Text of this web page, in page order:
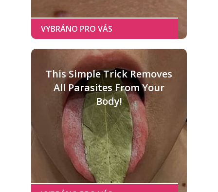
This Simple Trick Removes
All Parasites From Your
Body!